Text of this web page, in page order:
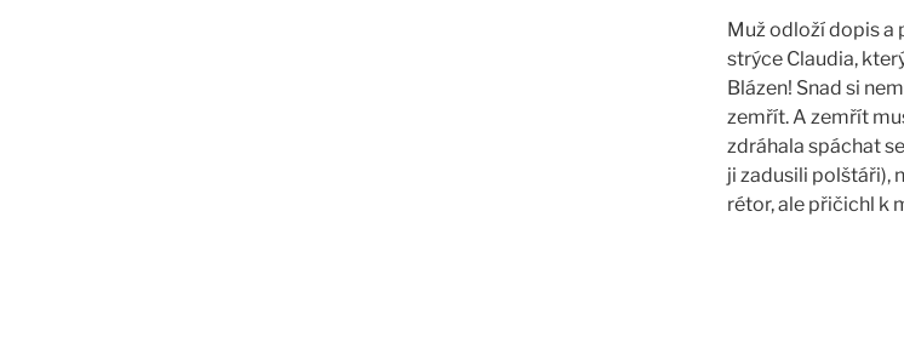
Muž odloží dopis a
strýce Claudia,
Blázen! Snad si
zemřít. A zemřít
zdráhala spáchat
ji zadusili polštáři),
rétor, ale přičichl k